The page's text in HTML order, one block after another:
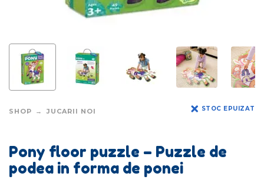
SHOP JUCARII NOI STOC EPUIZAT
Pony floor puzzle – Puzzle de
podea in forma de ponei